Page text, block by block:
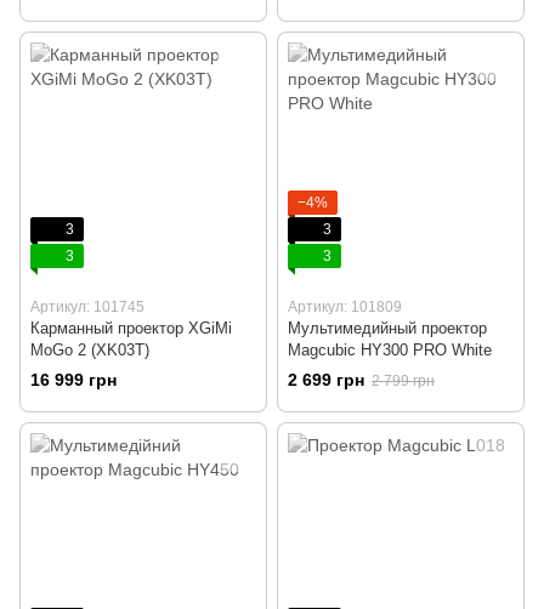
3
3
Артикул: 101745
Карманный проектор XGiMi
MoGo 2 (XK03T)
16 999 грн
−4%
3
3
Артикул: 101809
Мультимедийный проектор
Magcubic HY300 PRO White
2 699 грн 2 799 грн